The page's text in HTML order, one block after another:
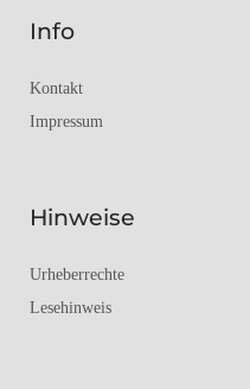
Info
Kontakt
Impressum
Hinweise
Urheberrechte
Lesehinweis